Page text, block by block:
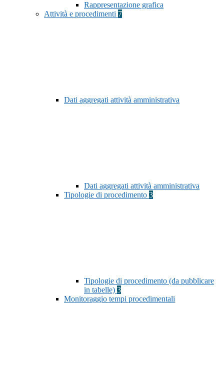
Rappresentazione grafica
Attività e procedimenti 7
Dati aggregati attività amministrativa
Dati aggregati attività amministrativa
Tipologie di procedimento 3
Tipologie di procedimento (da pubblicare
in tabelle) 3
Monitoraggio tempi procedimentali